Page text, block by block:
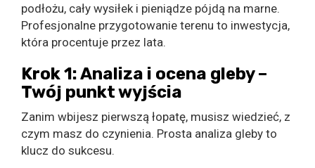
podłożu, cały wysiłek i pieniądze pójdą na marne.
Profesjonalne przygotowanie terenu to inwestycja,
która procentuje przez lata.
Krok 1: Analiza i ocena gleby –
Twój punkt wyjścia
Zanim wbijesz pierwszą łopatę, musisz wiedzieć, z
czym masz do czynienia. Prosta analiza gleby to
klucz do sukcesu.